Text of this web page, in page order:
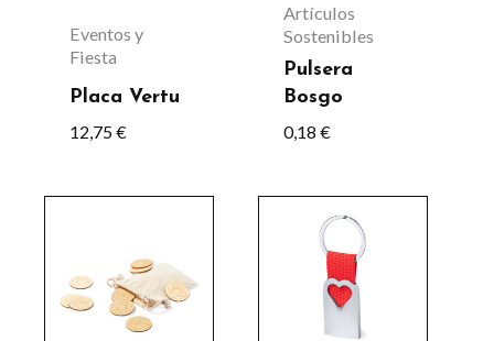
Eventos y
Fiesta
Placa Vertu
12,75€
Artículos
Sostenibles
Pulsera
Bosgo
0,18 €
producto
tiene
múltiples